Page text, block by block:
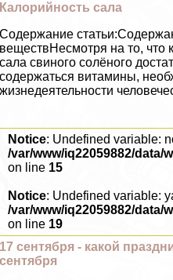
Калорийность сала
Содержание
веществНесмотря на то, что
сала свиного солёного
содержаться витамины,
жизнедеятельности
Notice: Undefined variable:
/var/www/iq22059882/
on line 15
Notice: Undefined variable:
/var/www/iq22059882/
on line 19
17 сентября - какой
сентября